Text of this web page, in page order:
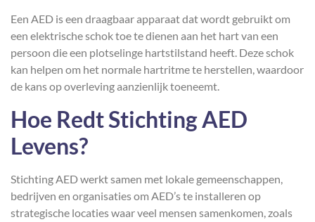
Een AED is een draagbaar apparaat dat wordt gebruikt om
een elektrische schok toe te dienen aan het hart van een
persoon die een plotselinge hartstilstand heeft. Deze schok
kan helpen om het normale hartritme te herstellen, waardoor
de kans op overleving aanzienlijk toeneemt.
Hoe Redt Stichting AED
Levens?
Stichting AED werkt samen met lokale gemeenschappen,
bedrijven en organisaties om AED’s te installeren op
strategische locaties waar veel mensen samenkomen, zoals